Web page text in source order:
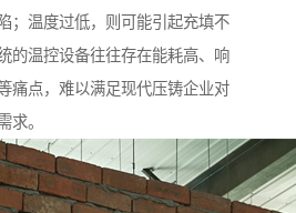
；温度过低，则可能引起充填不
的温控设备往往存在能耗高、响
痛点，难以满足现代压铸企业对
求。